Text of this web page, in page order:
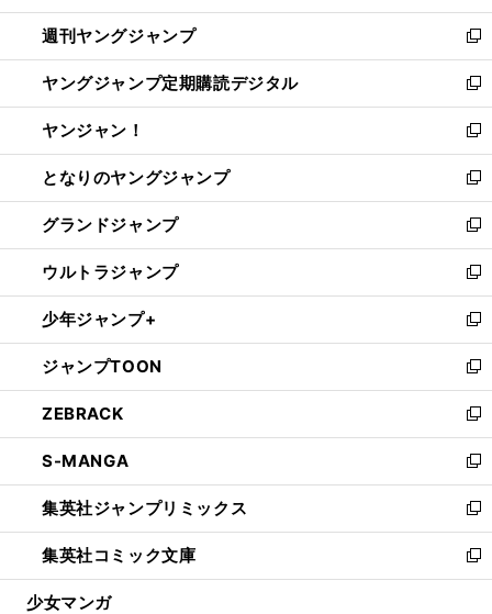
開
く
ウ
で
開
く
ン
ド
ウ
で
開
く
ウ
ィ
ン
ド
ウ
で
開
く
週刊ヤングジャンプ
新
し
い
ウ
ィ
ン
ド
ウ
で
開
く
ヤングジャンプ定期購読デジタル
新
し
い
ウ
ィ
ン
ド
ウ
で
開
く
ヤンジャン！
新
し
い
ウ
ィ
ン
ド
ウ
で
開
く
となりのヤングジャンプ
新
し
い
ウ
ィ
ン
ド
ウ
で
開
く
グランドジャンプ
新
し
い
ウ
ィ
ン
ド
ウ
で
開
く
ウルトラジャンプ
新
し
い
ウ
ィ
ン
ド
ウ
で
開
く
少年ジャンプ+
新
し
い
ウ
ィ
ン
ド
ウ
で
開
く
ジャンプTOON
新
し
い
ウ
ィ
ン
ド
ウ
で
開
ZEBRACK
新
し
い
ウ
ィ
ン
ド
ウ
S-MANGA
新
し
い
ウ
ィ
ン
集英社ジャンプリミックス
新
し
い
ウ
集英社コミック文庫
新
し
少女マンガ